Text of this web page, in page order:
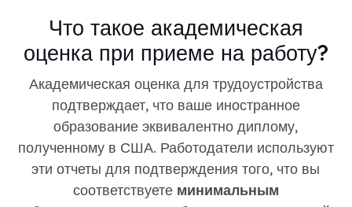
Что такое академическая
оценка при приеме на работу?
Академическая оценка для трудоустройства
подтверждает, что ваше иностранное
образование эквивалентно диплому,
полученному в США. Работодатели используют
эти отчеты для подтверждения того, что вы
соответствуете минимальным